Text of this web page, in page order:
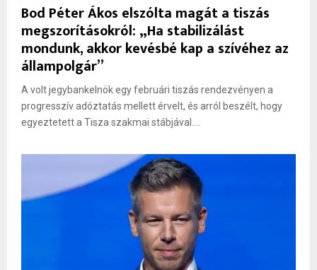
Bod Péter Ákos elszólta magát a tiszás
megszorításokról: „Ha stabilizálást
mondunk, akkor kevésbé kap a szívéhez az
állampolgár”
A volt jegybankelnök egy februári tiszás rendezvényen a
progresszív adóztatás mellett érvelt, és arról beszélt, hogy
egyeztetett a Tisza szakmai stábjával....